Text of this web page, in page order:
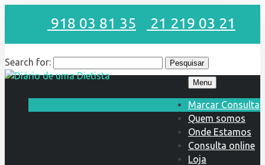
918 03 81 35 21 219 03 21
Search for:
Menu
Marcar Consulta
Quem somos
Onde Estamos
Consulta online
Loja